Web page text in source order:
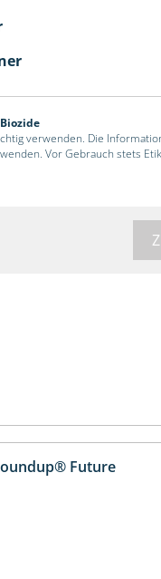
verwenden. Die
Vor Gebrauch stets
Future